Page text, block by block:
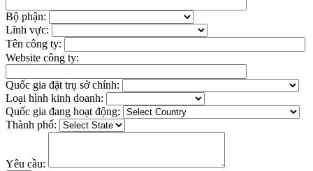
Bộ phận:
Lĩnh vực:
Tên công ty:
Website công ty:
Quốc gia đặt trụ sở chính:
Loại hình kinh doanh:
Quốc gia đang hoạt động:
Thành phố:
Yêu cầu: